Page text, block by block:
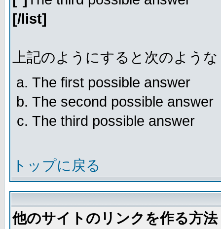
[/list]
上記のようにすると次のよう
The first possible answer
The second possible answer
The third possible answer
トップに戻る
他のサイトのリンクを作る方法